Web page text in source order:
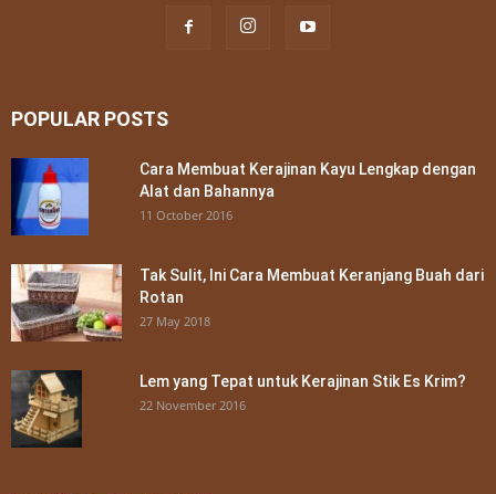
POPULAR POSTS
Cara Membuat Kerajinan Kayu Lengkap dengan
Alat dan Bahannya
11 October 2016
Tak Sulit, Ini Cara Membuat Keranjang Buah dari
Rotan
27 May 2018
Lem yang Tepat untuk Kerajinan Stik Es Krim?
22 November 2016